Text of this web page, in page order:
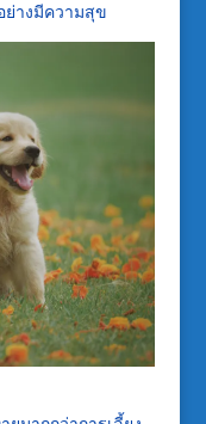
างมีความสุข